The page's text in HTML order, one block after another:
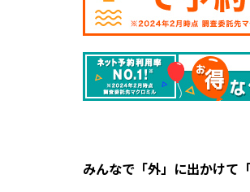
ご園
ニコ
ニコ
ファ
ーム
ご
みんなで「外」に出かけて